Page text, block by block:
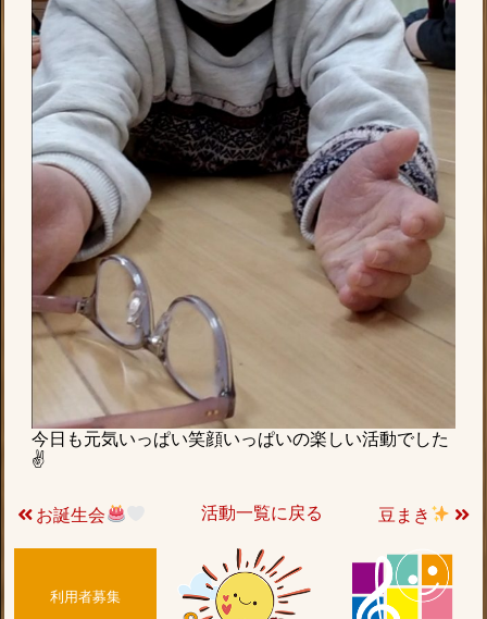
今日も元気いっぱい笑顔いっぱいの楽しい活動でした
✌
お誕生会 活動一覧に戻る 豆まき
利用者募集